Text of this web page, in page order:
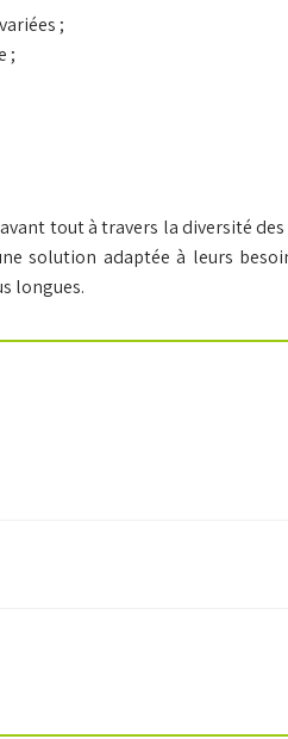
;
;
tout à travers la diversité
solution adaptée à leurs
longues.